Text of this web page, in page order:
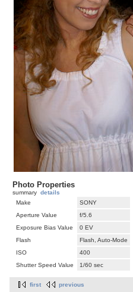
Photo Properties
summary details
Make
SONY
Aperture Value
f/5.6
Exposure Bias Value
0 EV
Flash
Flash, Auto-Mode
ISO
400
Shutter Speed Value
1/60 sec
first previous